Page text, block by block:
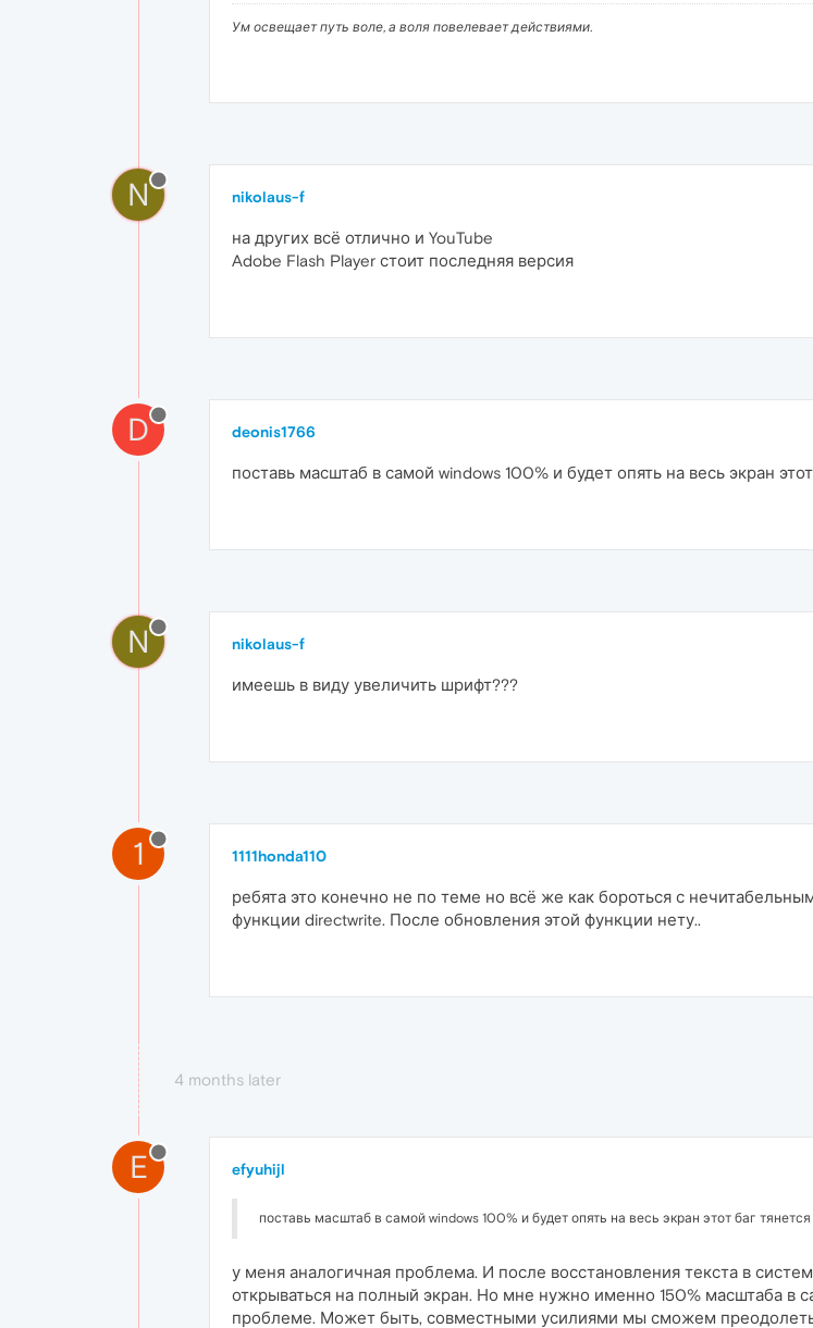
Ум освещает путь воле, а воля повелевает действиями.
N nikolaus-f
на других всё отлично и YouTube
Adobe Flash Player стоит последняя версия
D deonis1766
поставь масштаб в самой windows 100% и будет опять на весь экран
N nikolaus-f
имеешь в виду увеличить шрифт???
1 1111honda110
ребята это конечно не по теме но всё же как бороться с
функции directwrite. После обновления этой функции нету..
4 months later
E efyuhijl
поставь масштаб в самой windows 100% и будет опять на весь экран этот баг
у меня аналогичная проблема. И после восстановления текста в
открываться на полный экран. Но мне нужно именно 150% масштаба в
проблеме. Может быть, совместными усилиями мы сможем преодолеть